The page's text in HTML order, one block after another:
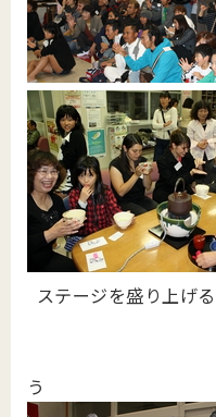
ステージを盛り上げ
大きな
う